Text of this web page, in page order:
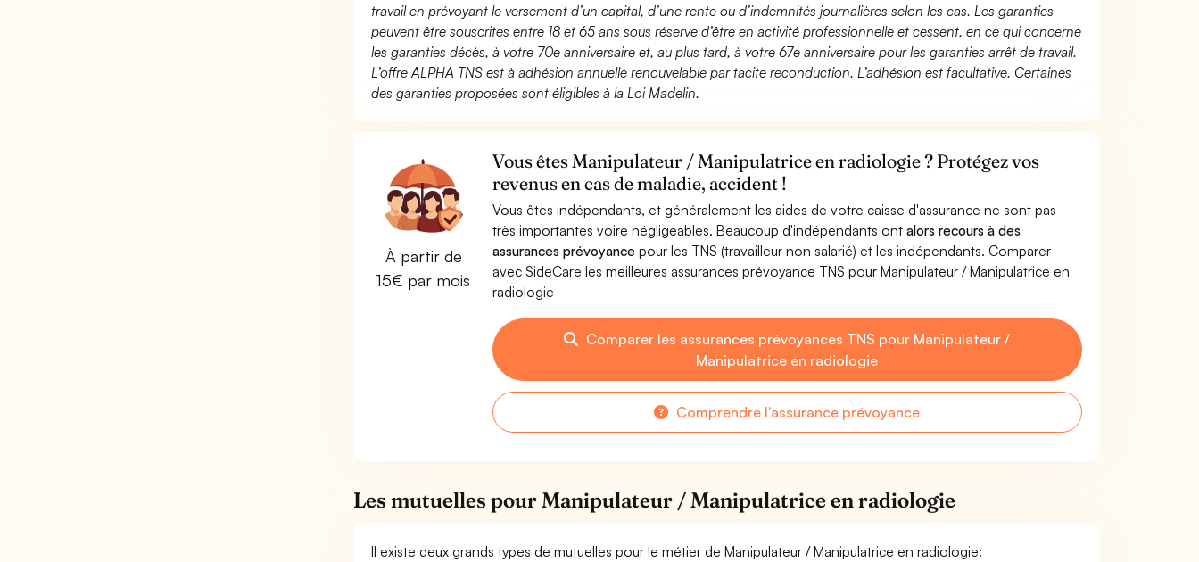
travail en prévoyant le versement d’un capital, d’une rente ou d’indemnités journalières selon les cas. Les garanties
peuvent être souscrites entre 18 et 65 ans sous réserve d’être en activité professionnelle et cessent, en ce qui concerne
les garanties décès, à votre 70e anniversaire et, au plus tard, à votre 67e anniversaire pour les garanties arrêt de travail.
L’offre ALPHA TNS est à adhésion annuelle renouvelable par tacite reconduction. L’adhésion est facultative. Certaines
des garanties proposées sont éligibles à la Loi Madelin.
À partir de
15€ par mois
Vous êtes Manipulateur / Manipulatrice en radiologie ? Protégez vos
revenus en cas de maladie, accident !
Vous êtes indépendants, et généralement les aides de votre caisse d'assurance ne sont pas
très importantes voire négligeables. Beaucoup d'indépendants ont alors recours à des
assurances prévoyancepour les TNS (travailleur non salarié) et les indépendants. Comparer
avec SideCare les meilleures assurances prévoyance TNS pour Manipulateur / Manipulatrice en
radiologie
Comparer les assurances prévoyances TNS pour Manipulateur /
Manipulatrice en radiologie
Comprendre l'assurance prévoyance
Les mutuelles pour Manipulateur / Manipulatrice en radiologie
Il existe deux grands types de mutuelles pour le métier de Manipulateur / Manipulatrice en radiologie: